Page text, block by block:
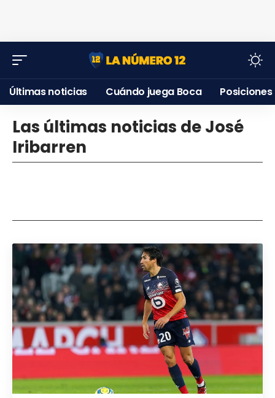
Últimas noticias Cuándo juega Boca Posiciones
Las últimas noticias de José
Iribarren